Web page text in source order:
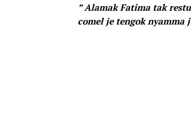
” Alamak Fatima tak
comel je tengok nyamma